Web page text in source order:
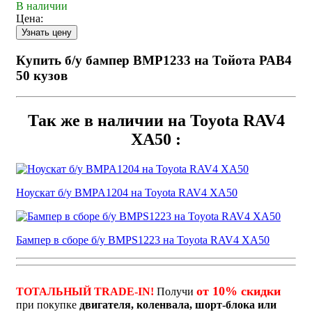
В наличии
Цена:
Купить б/у бампер BMP1233 на Тойота РАВ4
50 кузов
Так же в наличии на Toyota RAV4
XA50 :
Ноускат б/у BMPA1204 на Toyota RAV4 XA50
Бампер в сборе б/у BMPS1223 на Toyota RAV4 XA50
ТОТАЛЬНЫЙ TRADE-IN! Получи от 10% скидки
при покупке двигателя, коленвала, шорт-блока или